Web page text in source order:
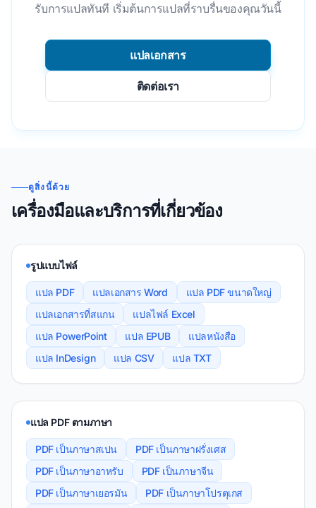
รับการแปลทันที เริ่มต้นการแปลที่ราบรื่นของคุณวันนี้
แปลเอกสาร
ติดต่อเรา
ดูสิ่งนี้ด้วย
เครื่องมือและบริการที่เกี่ยวข้อง
รูปแบบไฟล์
แปล PDF แปลเอกสาร Word
แปล PDF ขนาดใหญ่
แปลเอกสารที่สแกน
แปลไฟล์ Excel
แปล PowerPoint
แปล EPUB
แปลหนังสือ
แปล InDesign
แปล CSV แปล TXT
แปล PDF ตามภาษา
PDF เป็นภาษาสเปน
PDF เป็นภาษาฝรั่งเศส
PDF เป็นภาษาอาหรับ
PDF เป็นภาษาจีน
PDF เป็นภาษาเยอรมัน
PDF เป็นภาษาโปรตุเกส